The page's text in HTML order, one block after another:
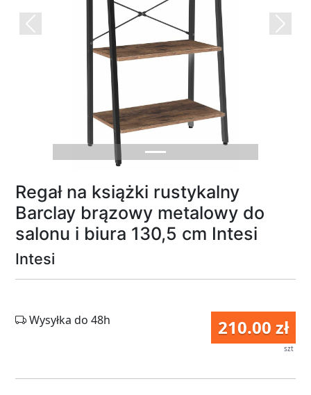
Previous Next
Regał na książki rustykalny
Barclay brązowy metalowy do
salonu i biura 130,5 cm Intesi
Intesi
210.00 zł
szt
Wysyłka do 48h